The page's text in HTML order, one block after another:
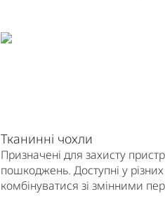
Тканинні чохли
Призначені для захисту
пошкоджень. Доступні у
комбінуватися зі змінними